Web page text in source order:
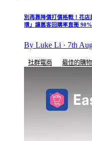
別再靠降價打價格戰！花
環」讓舊客回購率直衝 90%
By Luke Li · 7th
社群電商 最佳的購